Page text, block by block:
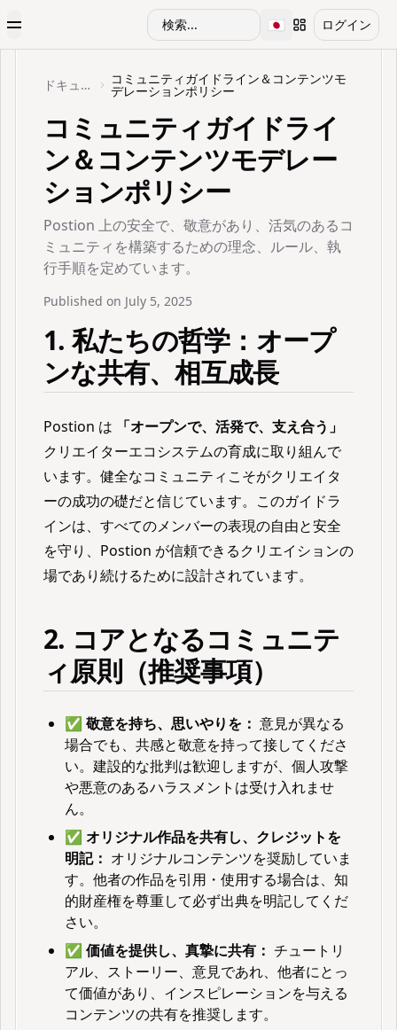
Toggle Menu 検索... 🇯🇵Toggle language
ログイン
ドキュメント コミュニティガイドライン＆コンテンツモ
デレーションポリシー
コミュニティガイドライ
ン＆コンテンツモデレー
ションポリシー
Postion 上の安全で、敬意があり、活気のあるコ
ミュニティを構築するための理念、ルール、執
行手順を定めています。
Published on July 5, 2025
1. 私たちの哲学：オープ
ンな共有、相互成長
Postion は
「オープンで、活発で、支え合う」
クリエイターエコシステムの育成に取り組んで
います。健全なコミュニティこそがクリエイタ
ーの成功の礎だと信じています。このガイドラ
インは、すべてのメンバーの表現の自由と安全
を守り、Postion が信頼できるクリエイションの
場であり続けるために設計されています。
2. コアとなるコミュニテ
ィ原則（推奨事項）
✅ 敬意を持ち、思いやりを： 意見が異なる
場合でも、共感と敬意を持って接してくださ
い。建設的な批判は歓迎しますが、個人攻撃
や悪意のあるハラスメントは受け入れませ
ん。
✅ オリジナル作品を共有し、クレジットを
明記： オリジナルコンテンツを奨励していま
す。他者の作品を引用・使用する場合は、知
的財産権を尊重して必ず出典を明記してくだ
さい。
✅ 価値を提供し、真摯に共有： チュートリ
アル、ストーリー、意見であれ、他者にとっ
て価値があり、インスピレーションを与える
コンテンツの共有を推奨します。